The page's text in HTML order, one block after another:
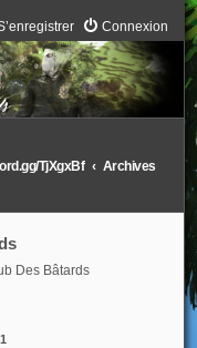
Connexion
TjXgxBf
Archives
Des Bâtards
1